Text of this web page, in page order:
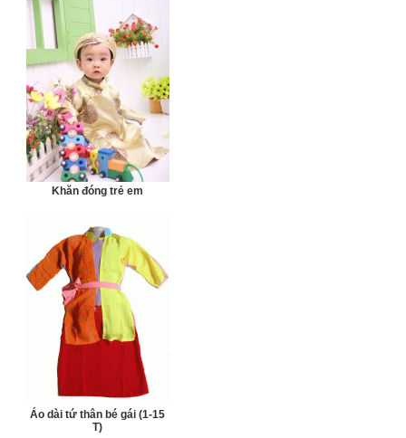
Khăn đóng trẻ em
Áo dài tứ thân bé gái (1-15
T)